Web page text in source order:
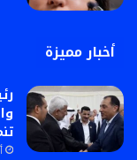
أخبار مميزة